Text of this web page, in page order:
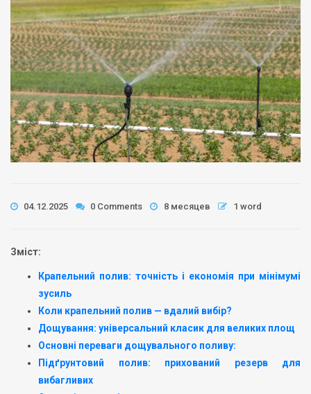
04.12.2025 0 Comments 8 месяцев 1 word
Зміст:
Крапельний полив: точність і економія при мінімумі
зусиль
Коли крапельний полив — вдалий вибір?
Дощування: універсальний класик для великих площ
Основні переваги дощувального поливу:
Підґрунтовий полив: прихований резерв для
вибагливих